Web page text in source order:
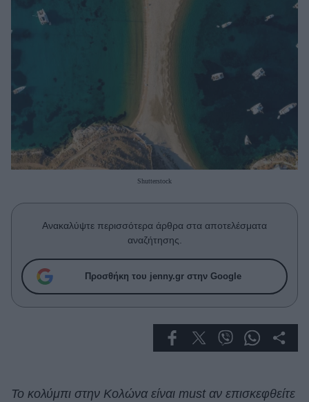
Σχέσεις & Σεξ
Fitness
Πρόσωπα
Celebrities
Συνεντεύξεις
True Stories
Ask the Guru
Success Stories
Shutterstock
Ανακαλύψτε περισσότερα άρθρα στα αποτελέσματα
αναζήτησης.
Προσθήκη του jenny.gr στην Google
Το κολύμπι στην Κολώνα είναι must αν επισκεφθείτε